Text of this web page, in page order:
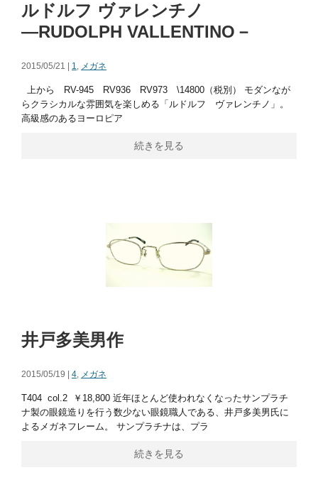
ルドルフ ヴァレンチノ
―RUDOLPH VALLENTINO－
2015/05/21 | 1, メガネ
上から RV-945 RV936 RV973 \14800（税別） モダンなが
らクラシカルな雰囲気を楽しめる「ルドルフ ヴァレンチノ」。
高級感のあるヨーロピア
続きを見る
井戸多美男作
2015/05/19 | 4 メガネ
T404 col.2 ￥18,800 近年ほとんど使われなくなったサンプラチ
ナ製の眼鏡造りを行う数少ない眼鏡職人である、井戸多美男氏に
よるメガネフレーム。 サンプラチナは、プラ
続きを見る